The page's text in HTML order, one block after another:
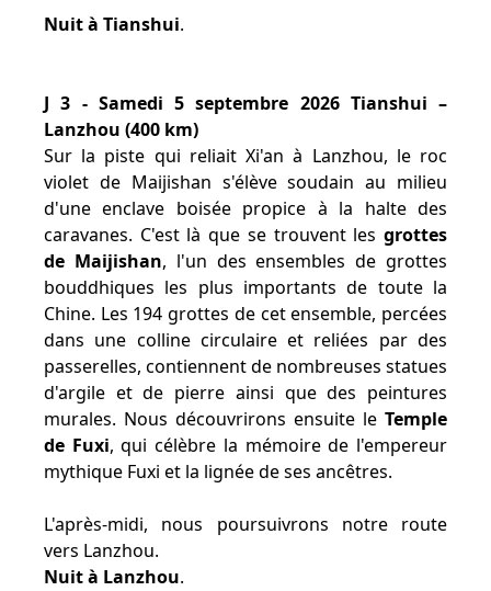
Nuit à Tianshui.
J 3 - Samedi 5 septembre 2026 Tianshui –
Lanzhou (400 km)
Sur la piste qui reliait Xi'an à Lanzhou, le roc
violet de Maijishan s'élève soudain au milieu
d'une enclave boisée propice à la halte des
caravanes. C'est là que se trouvent les grottes
de Maijishan, l'un des ensembles de grottes
bouddhiques les plus importants de toute la
Chine. Les 194 grottes de cet ensemble, percées
dans une colline circulaire et reliées par des
passerelles, contiennent de nombreuses statues
d'argile et de pierre ainsi que des peintures
murales. Nous découvrirons ensuite le Temple
de Fuxi, qui célèbre la mémoire de l'empereur
mythique Fuxi et la lignée de ses ancêtres.
L'après-midi, nous poursuivrons notre route
vers Lanzhou.
Nuit à Lanzhou.